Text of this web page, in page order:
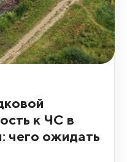
к ЧС в
чего ожидать